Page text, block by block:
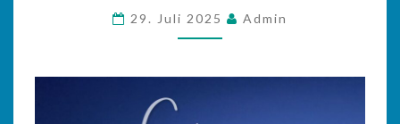
29. Juli 2025 Admin